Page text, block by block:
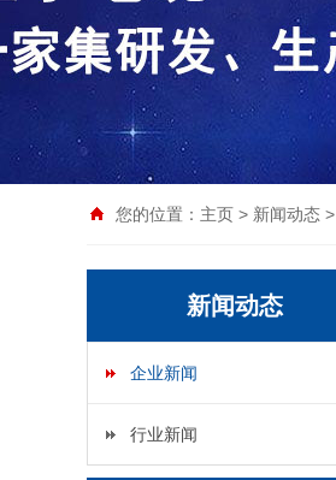
您的位置： 主页 > 新闻动态 >
新闻动态
企业新闻
行业新闻